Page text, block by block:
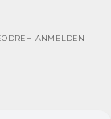
ANMELDEN